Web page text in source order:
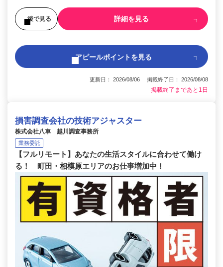
後で見る 詳細を見る
アピールポイントを見る
更新日： 2026/08/06 掲載終了日： 2026/08/08
掲載終了まであと1日
損害調査会社の技術アジャスター
株式会社八車 越川調査事務所
業務委託
【フルリモート】あなたの生活スタイルに合わせて働け
る！ 町田・相模原エリアのお仕事増加中！